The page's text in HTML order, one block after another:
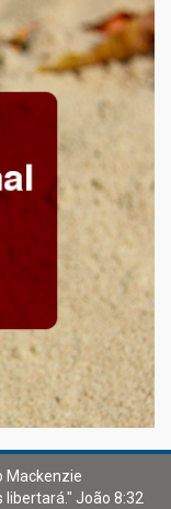
Mackenzie
libertará." João 8:32